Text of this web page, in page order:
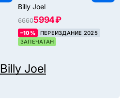
Billy Joel
66605994 ₽
–10%
ПЕРЕИЗДАНИЕ 2025
ЗАПЕЧАТАН
Billy Joel